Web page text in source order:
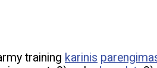
training karinis